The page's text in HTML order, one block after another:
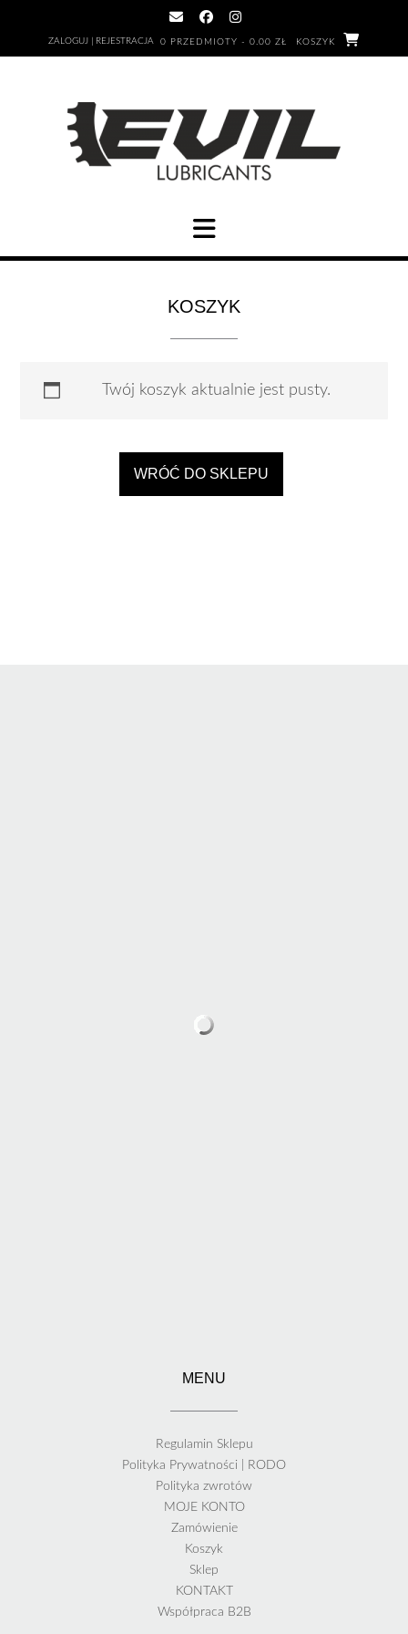
ZALOGUJ | REJESTRACJA 0 PRZEDMIOTY - 0.00 ZŁ KOSZYK
KOSZYK
Twój koszyk aktualnie jest pusty.
WRÓĆ DO SKLEPU
MENU
Regulamin Sklepu
Polityka Prywatności | RODO
Polityka zwrotów
MOJE KONTO
Zamówienie
Koszyk
Sklep
KONTAKT
Współpraca B2B